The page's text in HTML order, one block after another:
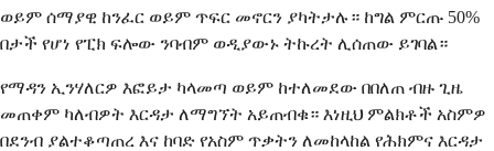
ወይም ሰማያዊ ከንፈር ወይም ጥፍር መኖርን ያካትታሉ። ከግል ምርጡ 50%
በታች የሆነ የፒክ ፍሎው ንባብም ወዲያውኑ ትኩረት ሊሰጠው ይገባል።
የማዳን ኢንሃለርዎ እፎይታ ካላመጣ ወይም ከተለመደው በበለጠ ብዙ ጊዜ
መጠቀም ካለብዎት እርዳታ ለማግኘት አይጠብቁ። እነዚህ ምልክቶች አስምዎ
በደንብ ያልተቆጣጠረ እና ከባድ የአስም ጥቃትን ለመከላከል የሕክምና እርዳታ